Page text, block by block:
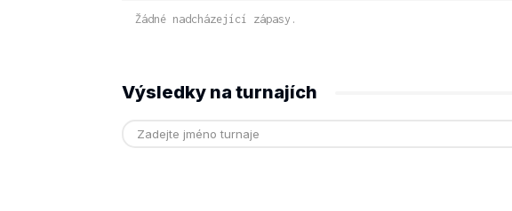
Žádné nadcházející zápasy.
Výsledky na turnajích